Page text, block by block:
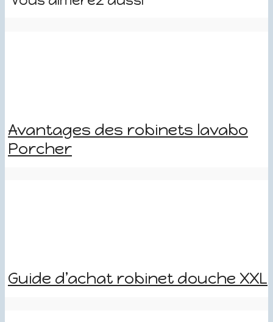
Avantages des robinets lavabo
Porcher
Guide d’achat robinet douche XXL